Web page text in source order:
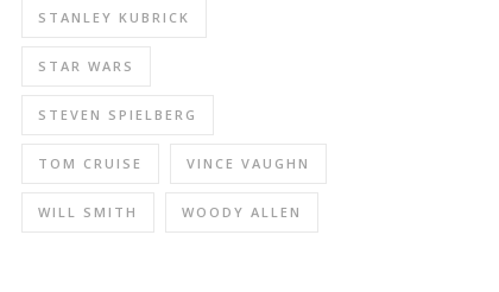
STANLEY KUBRICK
STAR WARS
STEVEN SPIELBERG
TOM CRUISE VINCE VAUGHN
WILL SMITH WOODY ALLEN